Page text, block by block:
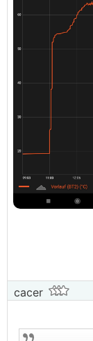
cacer